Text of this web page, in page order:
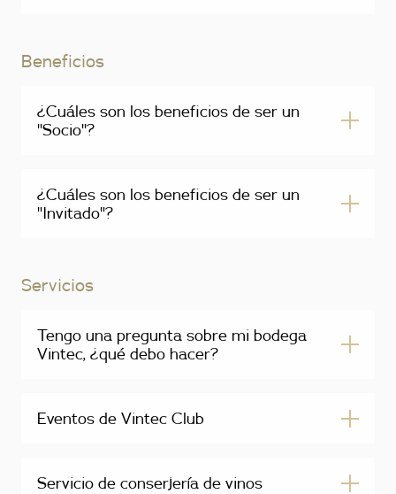
Beneficios
¿Cuáles son los beneficios de ser un
"Socio"?
¿Cuáles son los beneficios de ser un
"Invitado"?
Servicios
Tengo una pregunta sobre mi bodega
Vintec, ¿qué debo hacer?
Eventos de Vintec Club
Servicio de conserjería de vinos